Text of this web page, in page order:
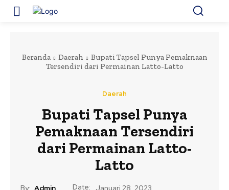
Beranda Daerah
Bupati Tapsel Punya Pemaknaan
Tersendiri dari Permainan Latto-Latto
Daerah
Bupati Tapsel Punya
Pemaknaan Tersendiri
dari Permainan Latto-
Latto
By: Admin Date: Januari 28, 2023